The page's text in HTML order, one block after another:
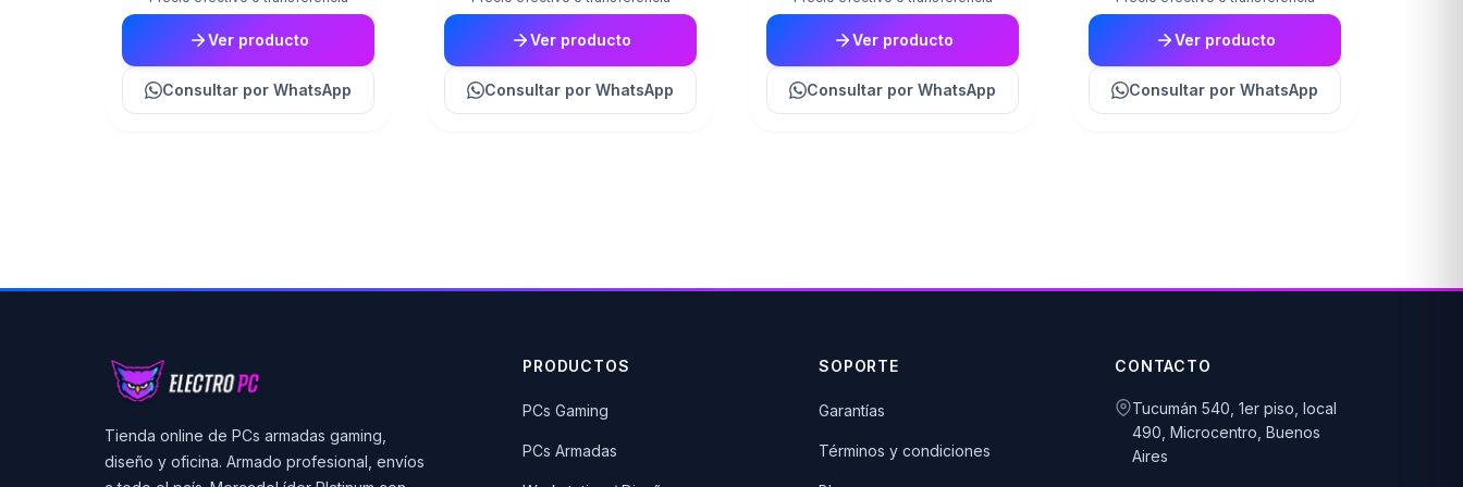
Ver producto
Consultar por WhatsApp
Ver producto
Consultar por WhatsApp
Ver producto
Consultar por WhatsApp
Ver producto
Consultar por WhatsApp
Tienda online de PCs armadas gaming,
diseño y oficina. Armado profesional, envíos
PRODUCTOS
PCs Gaming
PCs Armadas
SOPORTE
Garantías
Términos y condiciones
CONTACTO
Tucumán 540, 1er piso, local
490, Microcentro, Buenos
Aires